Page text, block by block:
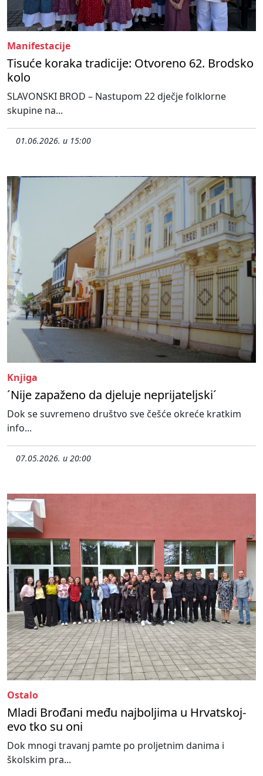
Manifestacije
Tisuće koraka tradicije: Otvoreno 62. Brodsko
kolo
SLAVONSKI BROD – Nastupom 22 dječje folklorne
skupine na...
01.06.2026. u 15:00
Knjiga
´Nije zapaženo da djeluje neprijateljski´
Dok se suvremeno društvo sve češće okreće kratkim
info...
07.05.2026. u 20:00
Ostalo
Mladi Brođani među najboljima u Hrvatskoj-
evo tko su oni
Dok mnogi travanj pamte po proljetnim danima i
školskim pra...